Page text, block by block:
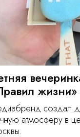
жизни»
создал
атмосферу в